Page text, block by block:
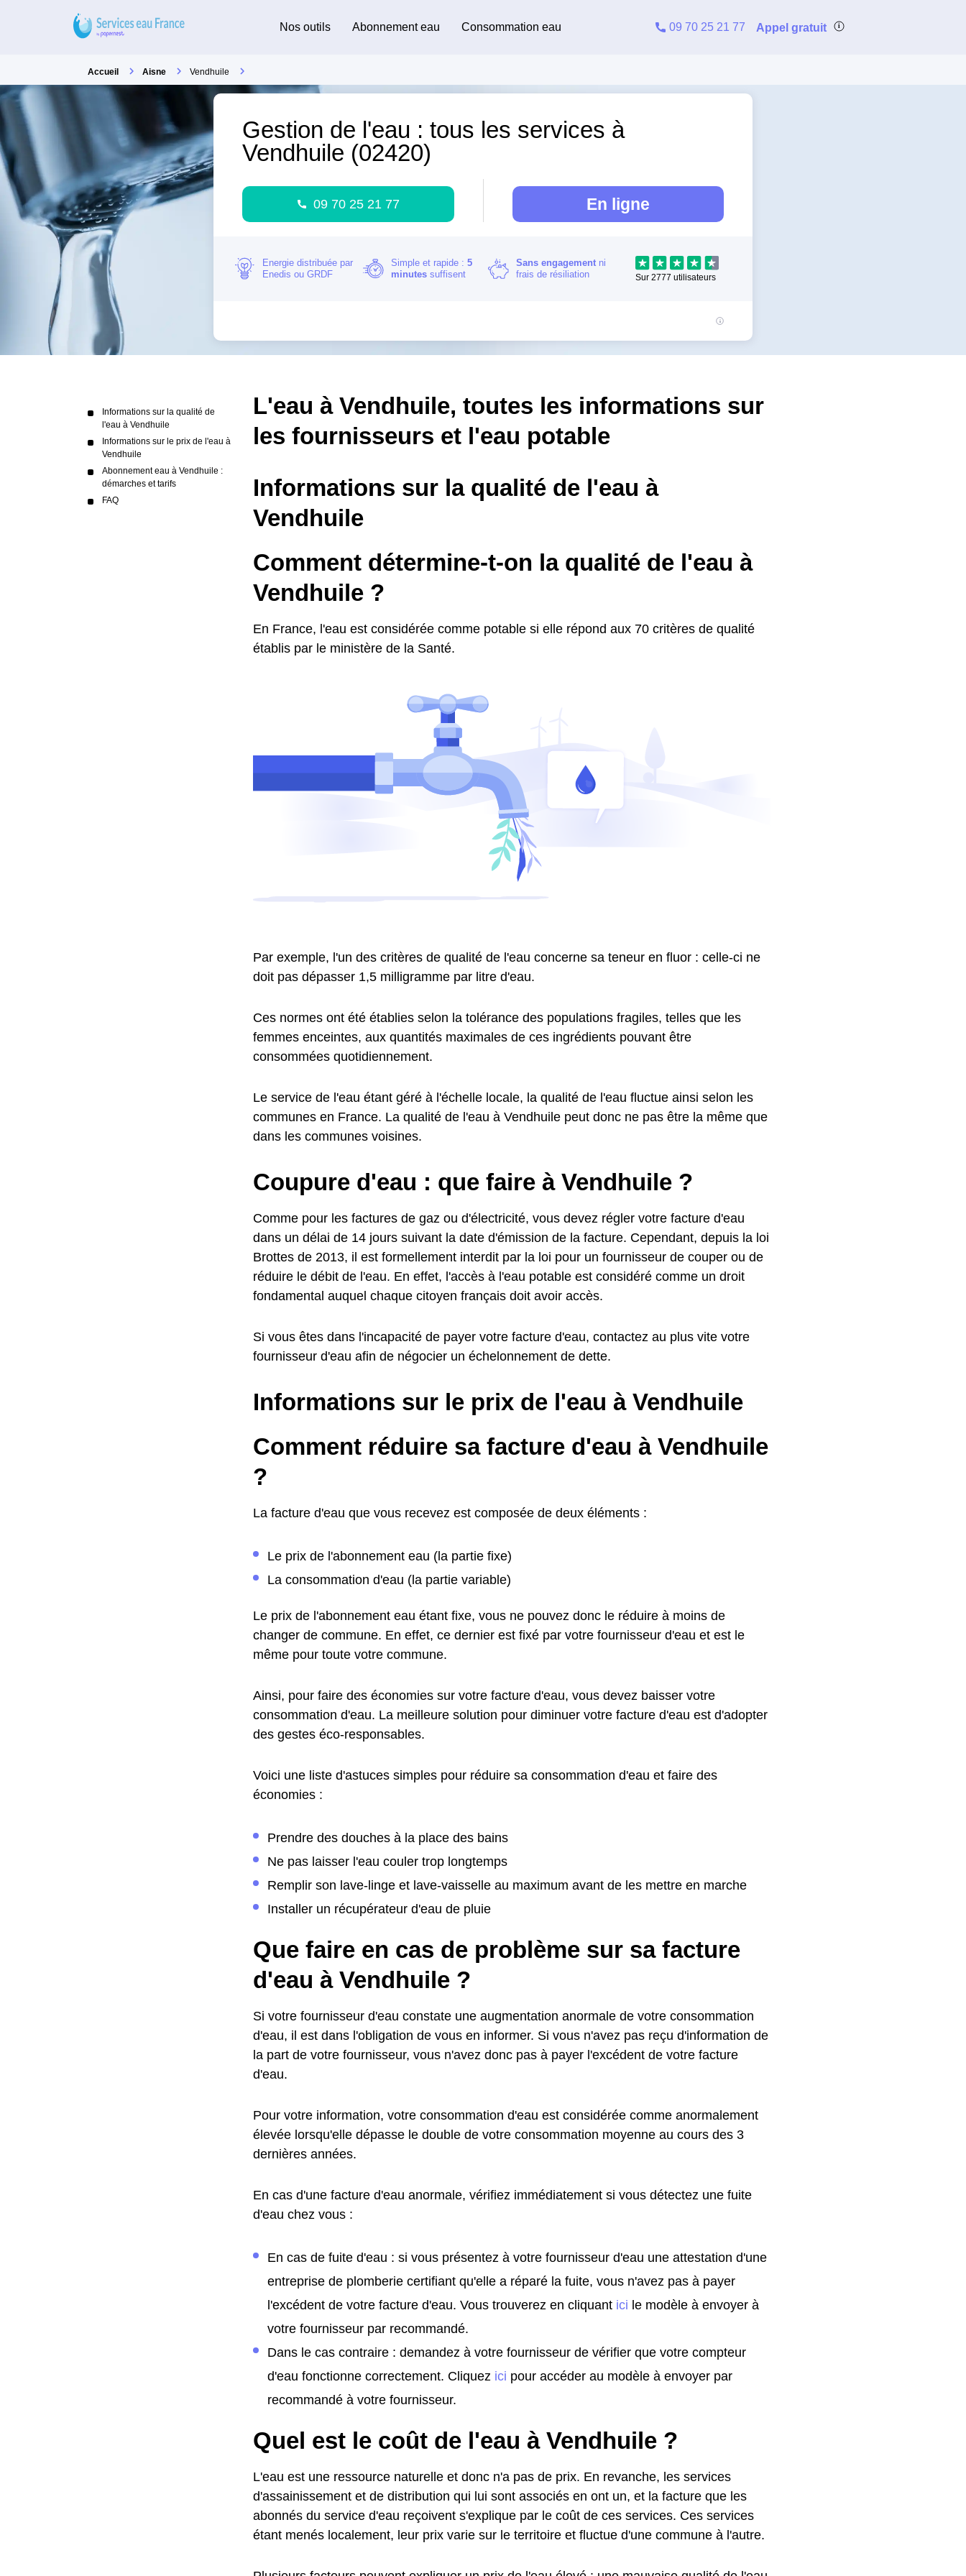
Nos outils Abonnement eau Consommation eau 09 70 25 21 77 Appel gratuit
Accueil Aisne Vendhuile
Gestion de l'eau : tous les services à
Vendhuile (02420)
09 70 25 21 77 En ligne
Energie distribuée par
Enedis ou GRDF
Simple et rapide : 5
minutessuffisent
Sans engagementni
frais de résiliation
Sur 2777 utilisateurs
Informations sur la qualité de
l'eau à Vendhuile
Informations sur le prix de l'eau à
Vendhuile
Abonnement eau à Vendhuile :
démarches et tarifs
FAQ
L'eau à Vendhuile, toutes les informations sur
les fournisseurs et l'eau potable
Informations sur la qualité de l'eau à
Vendhuile
Comment détermine-t-on la qualité de l'eau à
Vendhuile ?
En France, l'eau est considérée comme potable si elle répond aux 70 critères de qualité
établis par le ministère de la Santé.
Par exemple, l'un des critères de qualité de l'eau concerne sa teneur en fluor : celle-ci ne
doit pas dépasser 1,5 milligramme par litre d'eau.
Ces normes ont été établies selon la tolérance des populations fragiles, telles que les
femmes enceintes, aux quantités maximales de ces ingrédients pouvant être
consommées quotidiennement.
Le service de l'eau étant géré à l'échelle locale, la qualité de l'eau fluctue ainsi selon les
communes en France. La qualité de l'eau à Vendhuile peut donc ne pas être la même que
dans les communes voisines.
Coupure d'eau : que faire à Vendhuile ?
Comme pour les factures de gaz ou d'électricité, vous devez régler votre facture d'eau
dans un délai de 14 jours suivant la date d'émission de la facture. Cependant, depuis la loi
Brottes de 2013, il est formellement interdit par la loi pour un fournisseur de couper ou de
réduire le débit de l'eau. En effet, l'accès à l'eau potable est considéré comme un droit
fondamental auquel chaque citoyen français doit avoir accès.
Si vous êtes dans l'incapacité de payer votre facture d'eau, contactez au plus vite votre
fournisseur d'eau afin de négocier un échelonnement de dette.
Informations sur le prix de l'eau à Vendhuile
Comment réduire sa facture d'eau à Vendhuile
?
La facture d'eau que vous recevez est composée de deux éléments :
Le prix de l'abonnement eau (la partie fixe)
La consommation d'eau (la partie variable)
Le prix de l'abonnement eau étant fixe, vous ne pouvez donc le réduire à moins de
changer de commune. En effet, ce dernier est fixé par votre fournisseur d'eau et est le
même pour toute votre commune.
Ainsi, pour faire des économies sur votre facture d'eau, vous devez baisser votre
consommation d'eau. La meilleure solution pour diminuer votre facture d'eau est d'adopter
des gestes éco-responsables.
Voici une liste d'astuces simples pour réduire sa consommation d'eau et faire des
économies :
Prendre des douches à la place des bains
Ne pas laisser l'eau couler trop longtemps
Remplir son lave-linge et lave-vaisselle au maximum avant de les mettre en marche
Installer un récupérateur d'eau de pluie
Que faire en cas de problème sur sa facture
d'eau à Vendhuile ?
Si votre fournisseur d'eau constate une augmentation anormale de votre consommation
d'eau, il est dans l'obligation de vous en informer. Si vous n'avez pas reçu d'information de
la part de votre fournisseur, vous n'avez donc pas à payer l'excédent de votre facture
d'eau.
Pour votre information, votre consommation d'eau est considérée comme anormalement
élevée lorsqu'elle dépasse le double de votre consommation moyenne au cours des 3
dernières années.
En cas d'une facture d'eau anormale, vérifiez immédiatement si vous détectez une fuite
d'eau chez vous :
En cas de fuite d'eau : si vous présentez à votre fournisseur d'eau une attestation d'une
entreprise de plomberie certifiant qu'elle a réparé la fuite, vous n'avez pas à payer
l'excédent de votre facture d'eau. Vous trouverez en cliquant ici le modèle à envoyer à
votre fournisseur par recommandé.
Dans le cas contraire : demandez à votre fournisseur de vérifier que votre compteur
d'eau fonctionne correctement. Cliquez ici pour accéder au modèle à envoyer par
recommandé à votre fournisseur.
Quel est le coût de l'eau à Vendhuile ?
L'eau est une ressource naturelle et donc n'a pas de prix. En revanche, les services
d'assainissement et de distribution qui lui sont associés en ont un, et la facture que les
abonnés du service d'eau reçoivent s'explique par le coût de ces services. Ces services
étant menés localement, leur prix varie sur le territoire et fluctue d'une commune à l'autre.